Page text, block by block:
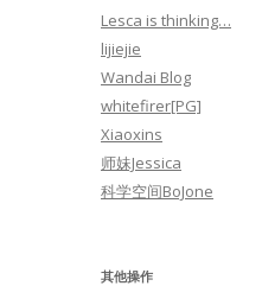
Lesca is thinking…
lijiejie
Wandai Blog
whitefirer[PG]
Xiaoxins
师妹Jessica
科学空间BoJone
其他操作